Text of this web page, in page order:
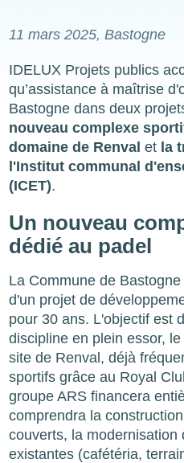
11 mars 2025, Bastogne
IDELUX Projets publics
qu’assistance à maîtrise
Bastogne dans deux
nouveau complexe
domaine de Renvalet la
l'Institut communal
(ICET).
Un nouveau
dédié au padel
La Commune de
d'un projet de
pour 30 ans. L'objectif est
discipline en plein essor,
site de Renval, déjà
sportifs grâce au Royal
groupe ARS financera
comprendra la
couverts, la modernisation
existantes (cafétéria,